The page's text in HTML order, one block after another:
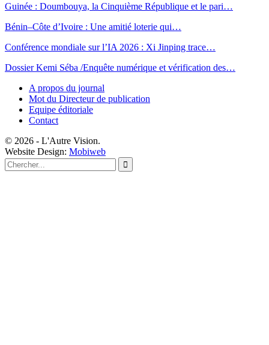
Guinée : Doumbouya, la Cinquième République et le pari…
Bénin–Côte d’Ivoire : Une amitié loterie qui…
Conférence mondiale sur l’IA 2026 : Xi Jinping trace…
Dossier Kemi Séba /Enquête numérique et vérification des…
A propos du journal
Mot du Directeur de publication
Equipe éditoriale
Contact
© 2026 - L'Autre Vision.
Website Design: Mobiweb